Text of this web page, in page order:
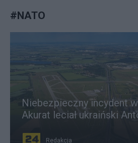
#NATO
Niebezpieczny incydent w
Akurat leciał ukraiński
Redakcja